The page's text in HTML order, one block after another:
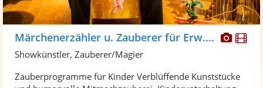
Fotos
Märchenerzähler u. Zauberer für Erw. u. Kinder
Showkünstler, Zauberer/Magier
Zauberprogramme für Kinder Verblüffende Kunststücke